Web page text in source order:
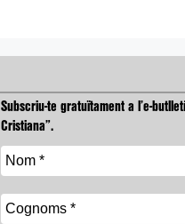
Subscriu-te gratuïtament a l’e-
Cristiana”.